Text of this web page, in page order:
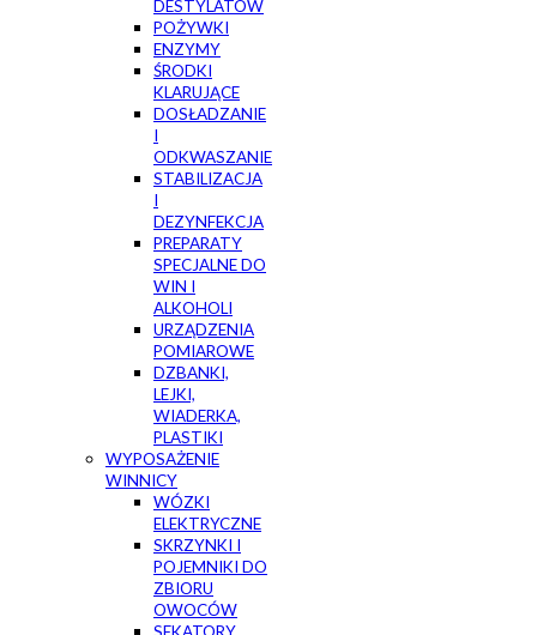
DESTYLATÓW
POŻYWKI
ENZYMY
ŚRODKI
KLARUJĄCE
DOSŁADZANIE
I
ODKWASZANIE
STABILIZACJA
I
DEZYNFEKCJA
PREPARATY
SPECJALNE DO
WIN I
ALKOHOLI
URZĄDZENIA
POMIAROWE
DZBANKI,
LEJKI,
WIADERKA,
PLASTIKI
WYPOSAŻENIE
WINNICY
WÓZKI
ELEKTRYCZNE
SKRZYNKI I
POJEMNIKI DO
ZBIORU
OWOCÓW